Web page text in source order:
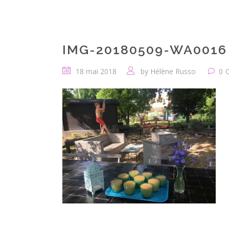
IMG-20180509-WA0016
18 mai 2018 by Hélène Russo 0